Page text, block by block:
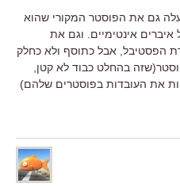
גם את הפוסטר המקורי שהוא
איברים אינטימיים. וגם את
הפסטיבל, אבל כתוסף ולא כחלק
בהחלט כבוד לא קטן,
את העובדות בפוסטרים שלהם)